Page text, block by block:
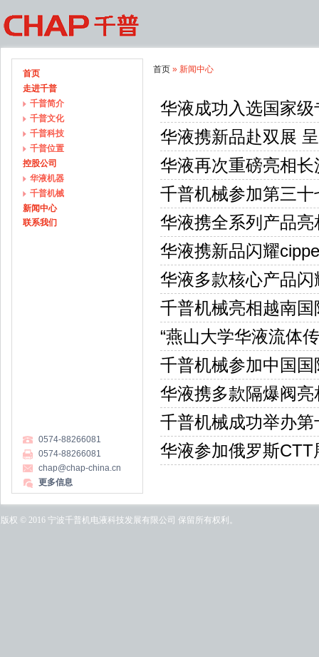
首页
走进千普
千普简介
千普文化
千普科技
千普位置
控股公司
华液机器
千普机械
新闻中心
联系我们
0574-88266081
0574-88266081
chap@chap-china.cn
更多信息
首页 » 新闻中心
华液成功入选国家级
华液携新品赴双展
华液再次重磅亮相
千普机械参加第三
华液携全系列产品
华液携新品闪耀
华液多款核心产品
千普机械亮相越南国
“燕山大学华液流体
千普机械参加中国
华液携多款隔爆阀
千普机械成功举办
华液参加俄罗斯CTT
版权 © 2016 宁波千普机电液科技发展有限公司 保留所有权利。